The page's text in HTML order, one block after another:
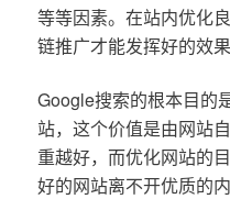
等等因素。在站内优化
链推广才能发挥好的效果
Google搜索的根本目的
站，这个价值是由网站
重越好，而优化网站的
好的网站离不开优质的